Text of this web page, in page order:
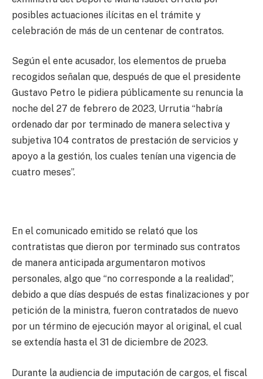
posibles actuaciones ilícitas en el trámite y
celebración de más de un centenar de contratos.
Según el ente acusador, los elementos de prueba
recogidos señalan que, después de que el presidente
Gustavo Petro le pidiera públicamente su renuncia la
noche del 27 de febrero de 2023, Urrutia “habría
ordenado dar por terminado de manera selectiva y
subjetiva 104 contratos de prestación de servicios y
apoyo a la gestión, los cuales tenían una vigencia de
cuatro meses”.
En el comunicado emitido se relató que los
contratistas que dieron por terminado sus contratos
de manera anticipada argumentaron motivos
personales, algo que “no corresponde a la realidad”,
debido a que días después de estas finalizaciones y por
petición de la ministra, fueron contratados de nuevo
por un término de ejecución mayor al original, el cual
se extendía hasta el 31 de diciembre de 2023.
Durante la audiencia de imputación de cargos, el fiscal